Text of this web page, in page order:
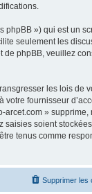
phpBB ») qui est un
seulement les
de phpBB, veuillez
les lois de
fournisseur
arcet.com » supprime,
saisies soient
tenus comme
Supprimer les